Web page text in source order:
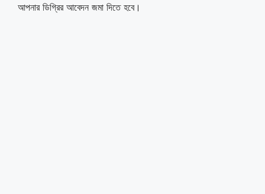
আপনার ডিগ্রির আবেদন জমা দিতে হবে।